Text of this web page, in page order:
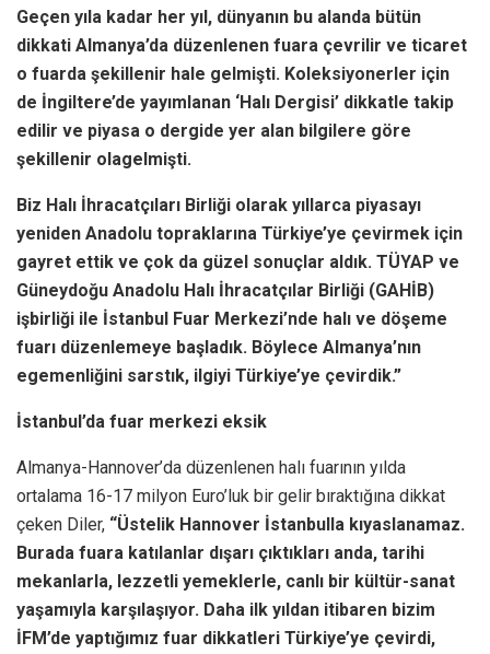
Geçen yıla kadar her yıl, dünyanın bu alanda bütün
dikkati Almanya’da düzenlenen fuara çevrilir ve ticaret
o fuarda şekillenir hale gelmişti. Koleksiyonerler için
de İngiltere’de yayımlanan ‘Halı Dergisi’ dikkatle takip
edilir ve piyasa o dergide yer alan bilgilere göre
şekillenir olagelmişti.
Biz Halı İhracatçıları Birliği olarak yıllarca piyasayı
yeniden Anadolu topraklarına Türkiye’ye çevirmek için
gayret ettik ve çok da güzel sonuçlar aldık. TÜYAP ve
Güneydoğu Anadolu Halı İhracatçılar Birliği (GAHİB)
işbirliği ile İstanbul Fuar Merkezi’nde halı ve döşeme
fuarı düzenlemeye başladık. Böylece Almanya’nın
egemenliğini sarstık, ilgiyi Türkiye’ye çevirdik.”
İstanbul’da fuar merkezi eksik
Almanya-Hannover’da düzenlenen halı fuarının yılda
ortalama 16-17 milyon Euro’luk bir gelir bıraktığına dikkat
çeken Diler, “Üstelik Hannover İstanbulla kıyaslanamaz.
Burada fuara katılanlar dışarı çıktıkları anda, tarihi
mekanlarla, lezzetli yemeklerle, canlı bir kültür-sanat
yaşamıyla karşılaşıyor. Daha ilk yıldan itibaren bizim
İFM’de yaptığımız fuar dikkatleri Türkiye’ye çevirdi,